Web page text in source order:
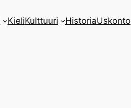
KieliKulttuuri HistoriaUskonto